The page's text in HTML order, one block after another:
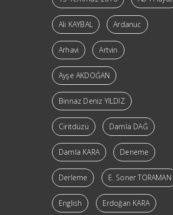
Ali KAYBAL Ardanuc
Arhavi Artvin
Ayşe AKDOĞAN
Binnaz Deniz YILDIZ
Ciritdüzü Damla DAĞ
Damla KARA Deneme
Derleme E. Soner TORAMAN
English Erdoğan KARA